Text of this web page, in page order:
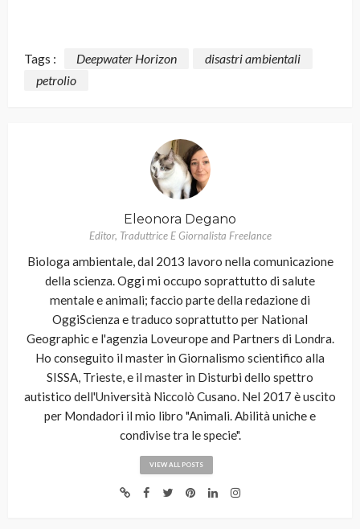
Tags : Deepwater Horizon
disastri ambientali
petrolio
Eleonora Degano
Editor, Traduttrice E Giornalista Freelance
Biologa ambientale, dal 2013 lavoro nella comunicazione
della scienza. Oggi mi occupo soprattutto di salute
mentale e animali; faccio parte della redazione di
OggiScienza e traduco soprattutto per National
Geographic e l'agenzia Loveurope and Partners di Londra.
Ho conseguito il master in Giornalismo scientifico alla
SISSA, Trieste, e il master in Disturbi dello spettro
autistico dell'Università Niccolò Cusano. Nel 2017 è uscito
per Mondadori il mio libro "Animali. Abilità uniche e
condivise tra le specie".
VIEW ALL POSTS